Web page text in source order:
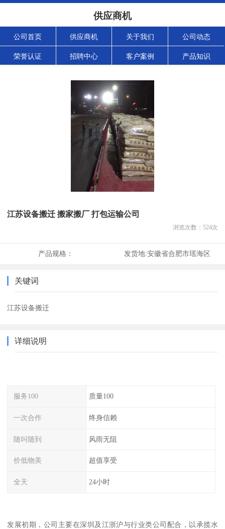
供应商机
公司首页 供应商机 关于我们 公司动态
荣誉认证 招聘中心 客户案例 产品知识
江苏设备搬迁 搬家搬厂 打包运输公司
浏览次数： 524次
产品规格： 发货地:安徽省合肥市瑶海区
关键词
江苏设备搬迁
详细说明
服务100 质量100
一次合作 终身信赖
随叫随到 风雨无阻
价低物美 超值享受
全天 24小时
发展初期，公司主要在深圳及江浙沪与行业类公司配合，以承揽水